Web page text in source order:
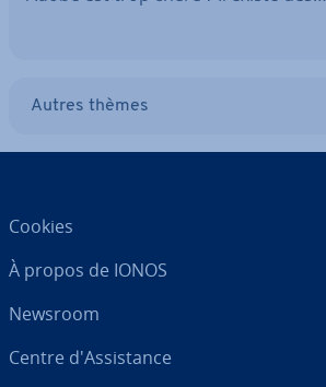
Autres thèmes
Cookies
À propos de IONOS
Newsroom
Centre d'As­sis­tance